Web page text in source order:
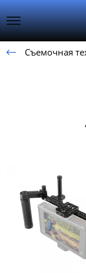
Съемочная